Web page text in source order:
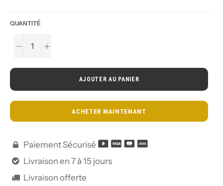
QUANTITÉ
− +
AJOUTER AU PANIER
ACHETER MAINTENANT
 Paiement Sécurisé
 Livraison en 7 à 15 jours
 Livraison offerte